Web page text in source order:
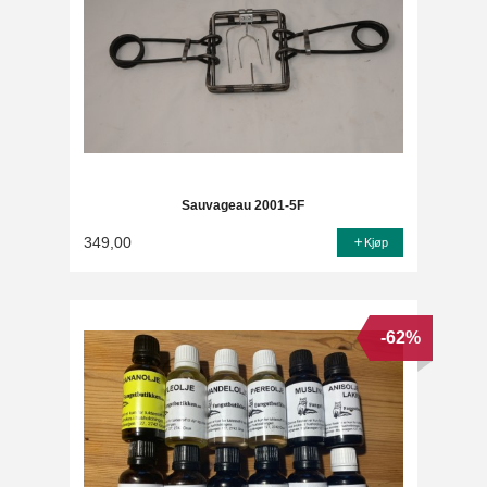
Sauvageau 2001-5F
349,00 Kjøp
-62%